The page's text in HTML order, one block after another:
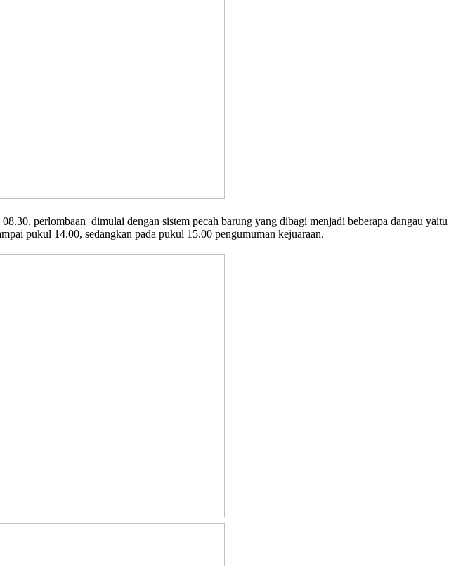
perlombaan dimulai dengan sistem pecah barung yang dibagi menjadi beberapa dangau yaitu
pukul 14.00, sedangkan pada pukul 15.00 pengumuman kejuaraan.